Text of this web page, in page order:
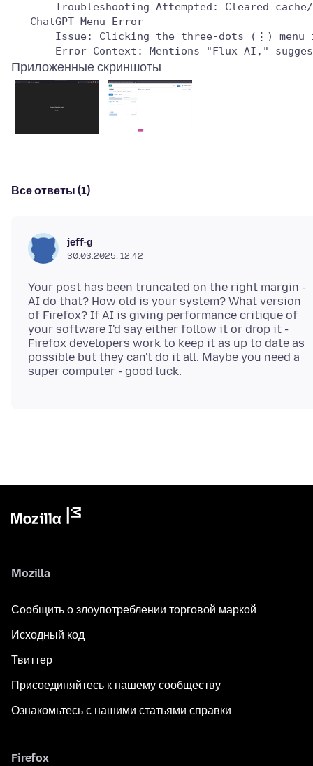
Приложенные скриншоты
Все ответы (1)
jeff-g
30.03.2025, 12:42
Your post has been truncated on the right margin -
AI do that? How old is your system? What version
of Firefox? If AI is giving performance critique of
your software I'd say either follow it or drop it -
Firefox developers work to keep it as up to date as
possible but they can't do it all. Maybe you need a
Mozilla
Сообщить о злоупотреблении торговой маркой
Исходный код
Твиттер
Присоединяйтесь к нашему сообществу
Ознакомьтесь с нашими статьями справки
Firefox